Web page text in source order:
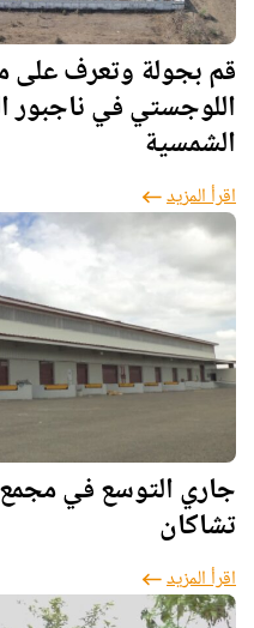
قم بجولة وتعرف على
اللوجستي في ناجبور
الشمسية
اقرأ المزيد
جاري التوسع في
تشاكان
اقرأ المزيد